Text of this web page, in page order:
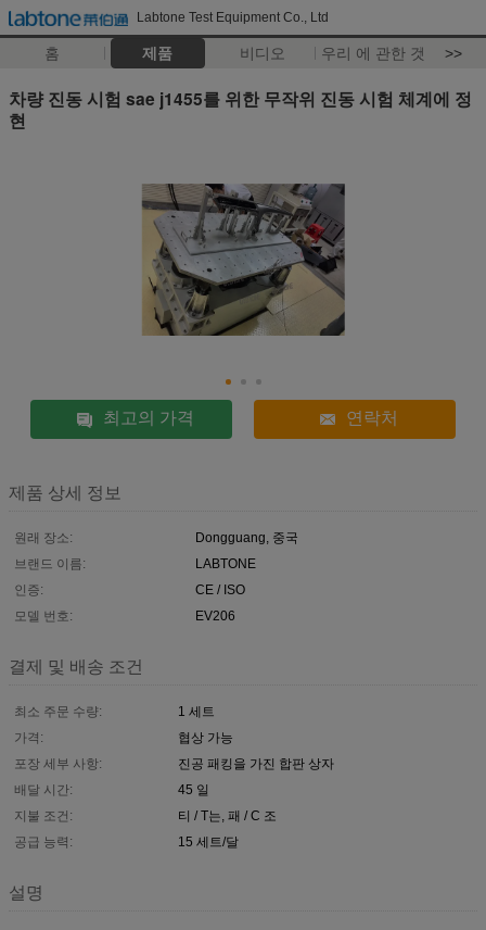
Labtone Test Equipment Co., Ltd
홈 제품 비디오 우리 에 관한 것 >>
차량 진동 시험 sae j1455를 위한 무작위 진동 시험 체계에 정
현
최고의 가격 연락처
제품 상세 정보
원래 장소:
Dongguang, 중국
브랜드 이름:
LABTONE
인증:
CE / ISO
모델 번호:
EV206
결제 및 배송 조건
최소 주문 수량:
1 세트
가격:
협상 가능
포장 세부 사항:
진공 패킹을 가진 합판 상자
배달 시간:
45 일
지불 조건:
티 / T는, 패 / C 조
공급 능력:
15 세트/달
설명